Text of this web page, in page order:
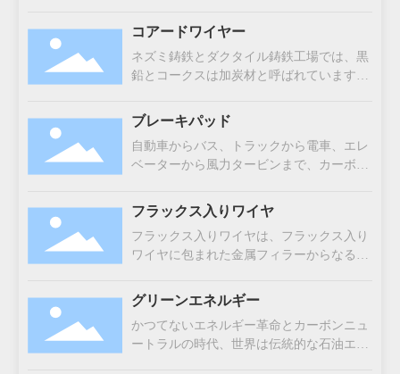
のです。
す。黒鉛はこのカーボンブラシの重要な組
成となります。
コアードワイヤー
ネズミ鋳鉄とダクタイル鋳鉄工場では、黒
鉛とコークスは加炭材と呼ばれています。
善、加工性能を強化、収縮率を制御、コス
トを低減出来るように、黒鉛とコークスは
コバルト、ニッケル、フェロシリコンなど
の金属元素と心線に圧延してコアードワイ
ブレーキパッド
自動車からバス、トラックから電車、エレ
ベーターから風力タービンまで、カーボン
の摩擦材料に不可欠な役割を果たしていま
す。工業用摩擦材料はブレーキの性能特性
を実現するために15〜30種類の異なる原材
料が必要であり、原材料の調合も複雑で
フラックス入りワイヤ
フラックス入りワイヤは、フラックス入り
ワイヤに包まれた金属フィラーからなる重
ヤの一つの製剤としている黒鉛は、溶接ア
ークを安定化させられるし、熱分布を均一
に制御することもさせられます。これによ
り、溶接跡がより清潔になり、スパッタが
グリーンエネルギー
かつてないエネルギー革命とカーボンニュ
ートラルの時代、世界は伝統的な石油エネ